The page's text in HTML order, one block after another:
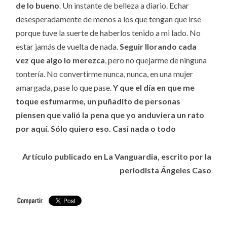
de lo bueno. Un instante de belleza a diario. Echar
desesperadamente de menos a los que tengan que irse
porque tuve la suerte de haberlos tenido a mi lado. No
estar jamás de vuelta de nada.Seguir llorando cada
vez que algo lo merezca, pero no quejarme de ninguna
tontería. No convertirme nunca, nunca, en una mujer
amargada, pase lo que pase.Y que el día en que me
toque esfumarme, un puñadito de personas
piensen que valió la pena que yo anduviera un rato
por aquí. Sólo quiero eso. Casi nada o todo
Artículo publicado en La Vanguardia, escrito por la
periodista Ángeles Caso